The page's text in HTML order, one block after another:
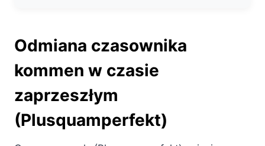
Odmiana czasownika
kommen w czasie
zaprzeszłym
(Plusquamperfekt)